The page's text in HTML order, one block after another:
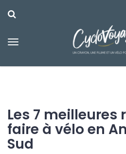
Les 7 meilleures
faire à vélo en
Sud